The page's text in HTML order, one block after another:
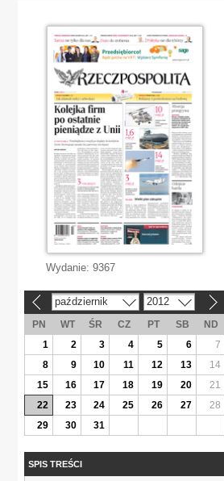
Wydanie: 9367
październik 2012
PN WT ŚR CZ PT SB
ND
1
2 3 4 5 6
7
8
9 10 11 12 13
14
15
16 17 18 19 20
21
22
23 24 25 26 27
28
29
30 31
SPIS TREŚCI